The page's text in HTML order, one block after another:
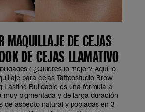
MAQUILLAJE DE CEJAS
DE CEJAS LLAMATIVO
¿Quieres lo mejor? Aquí lo
para cejas Tattoostudio Brow
Lasting Buildable es una fórmula a
muy pigmentada y de larga duración
de aspecto natural y pobladas en 3